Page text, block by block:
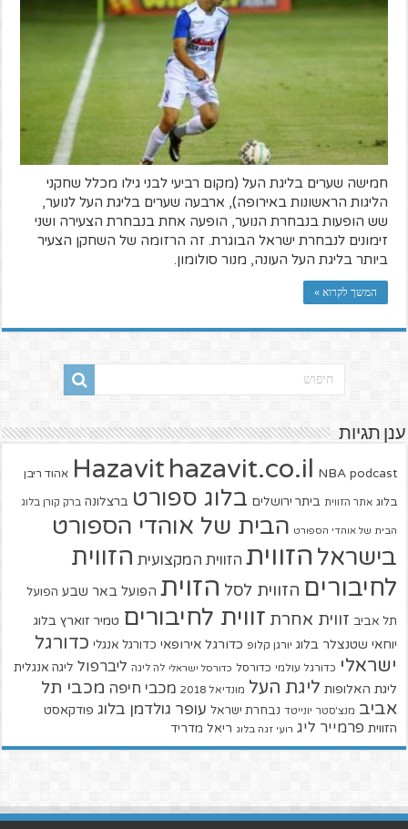
חמישה שערים בליגת העל (מקום רביעי לבני גילו מכלל שחקני
הליגות הראשונות באירופה), ארבעה שערים בליגת העל לנוער,
שש הופעות בנבחרת הנוער, הופעה אחת בנבחרת הצעירה ושני
זימונים לנבחרת ישראל הבוגרת. זה הרזומה של השחקן הצעיר
ביותר בליגת העל העונה, מנור סולומון.
המשך לקרוא »
ענן תגיות
Hazavit hazavit.co.il NBA podcast אהוד ריבן
בלוג אתר הזווית ביתר ירושלים בלוג ספורט ברצלונה ברק קורן בלוג
הבית של אוהדי הספורט הבית של אוהדי הספורט
בישראל הזווית הזווית המקצועית הזווית
לחיבורים הזווית לסל הזוית הפועל באר שבע הפועל
תל אביב זווית אחרת זווית לחיבורים טמיר זוארץ בלוג
יוחאי שטנצלר בלוג יורגן קלופ כדורגל אירופאי כדורגל אנגלי כדורגל
ישראלי כדורגל עולמי כדורסל כדורסל ישראלי לה ליגה ליברפול ליגה אנגלית
ליגת האלופות ליגת העל מונדיאל 2018 מכבי חיפה מכבי תל
אביב מנצ'סטר יונייטד נבחרת ישראל עופר גולדמן בלוג פודקאסט
הזווית פרמייר ליג רועי זגה בלוג ריאל מדריד